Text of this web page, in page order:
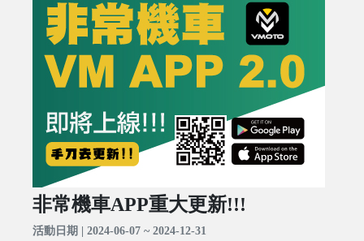
非常機車APP重大更新!!!
活動日期 | 2024-06-07 ~ 2024-12-31